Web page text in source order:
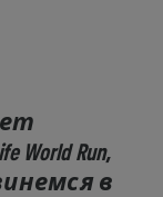
Run,
в